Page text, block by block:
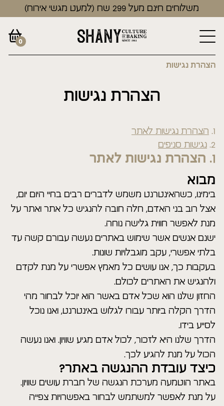
משלוחים חינם מעל 299 שח (למעט מגשי אירוח)
0
הצהרת נגישות
הצהרת נגישות
הצהרת נגישות לאתר
נגישות סניפים
הצהרת נגישות לאתר
מבוא
בימינו, כשהאינטרנט משמש לדברים רבים בחיי היום יום,
אצל רוב בני האדם, חלה חובה להנגיש כל אתר ואתר על
מנת לאפשר חווית גלישה נוחה.
ישנם אנשים אשר שימוש באתרים נעשה עבורם קשה עד
בלתי אפשרי, עקב מוגבלויות שונות.
בעקבות כך, אנו עושים כל מאמץ אפשרי על מנת לקדם
ולהנגיש את האתרים לכולם.
החזון שלנו הוא שכל אדם באשר הוא יוכל לבחור מהי
הדרך הקלה ביותר עבורו לגלוש באינטרנט, ואנו נוכל
לסייע בידו.
הדרך שלנו היא לזכור, לכול אדם מגיע שוויון. ואנו נעשה
הכול על מנת להגיע לכך.
כיצד עובדת ההנגשה באתר?
באתר הוטמעה מערכת הנגשה של חברת עושים שוויון.
על מנת לאפשר למשתמש לבחור באפשרויות צפייה